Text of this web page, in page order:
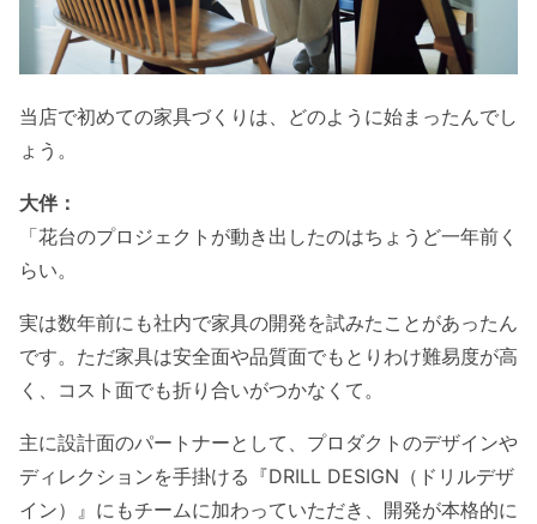
当店で初めての家具づくりは、どのように始まったんでし
ょう。
大伴：
「花台のプロジェクトが動き出したのはちょうど一年前く
らい。
実は数年前にも社内で家具の開発を試みたことがあったん
です。ただ家具は安全面や品質面でもとりわけ難易度が高
く、コスト面でも折り合いがつかなくて。
主に設計面のパートナーとして、プロダクトのデザインや
ディレクションを手掛ける『DRILL DESIGN（ドリルデザ
イン）』にもチームに加わっていただき、開発が本格的に